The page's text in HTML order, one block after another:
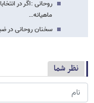
روحانی :اگر در
ماهیانه…
سخنان روحانی در
نظر شما